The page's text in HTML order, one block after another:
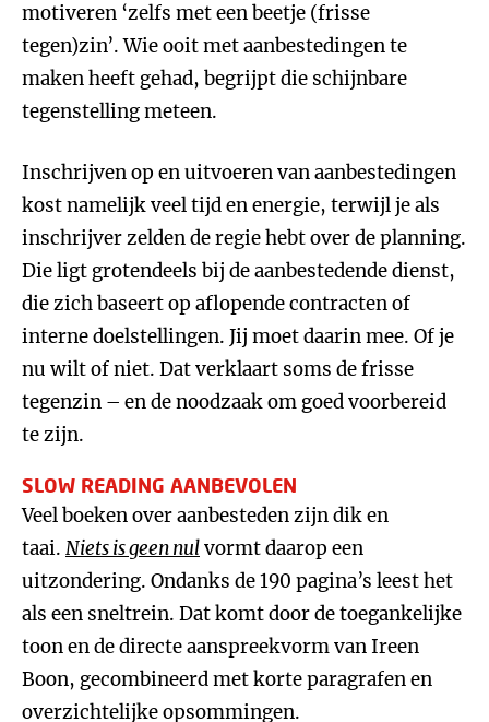
motiveren ‘zelfs met een beetje (frisse
tegen)zin’. Wie ooit met aanbestedingen te
maken heeft gehad, begrijpt die schijnbare
tegenstelling meteen.
Inschrijven op en uitvoeren van aanbestedingen
kost namelijk veel tijd en energie, terwijl je als
inschrijver zelden de regie hebt over de planning.
Die ligt grotendeels bij de aanbestedende dienst,
die zich baseert op aflopende contracten of
interne doelstellingen. Jij moet daarin mee. Of je
nu wilt of niet. Dat verklaart soms de frisse
tegenzin – en de noodzaak om goed voorbereid
te zijn.
SLOW READING AANBEVOLEN
Veel boeken over aanbesteden zijn dik en
taai. Niets is geen nulvormt daarop een
uitzondering. Ondanks de 190 pagina’s leest het
als een sneltrein. Dat komt door de toegankelijke
toon en de directe aanspreekvorm van Ireen
Boon, gecombineerd met korte paragrafen en
overzichtelijke opsommingen.